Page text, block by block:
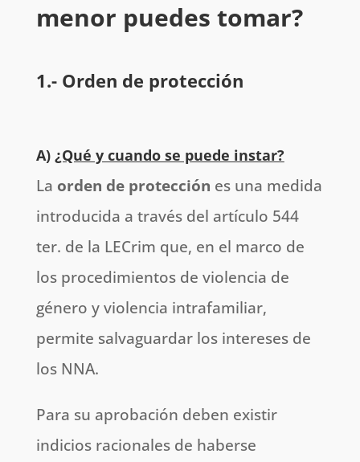
menor puedes tomar?
1.- Orden de protección
A) ¿Qué y cuando se puede instar?
La orden de protección es una medida
introducida a través del artículo 544
ter. de la LECrim que, en el marco de
los procedimientos de violencia de
género y violencia intrafamiliar,
permite salvaguardar los intereses de
los NNA.
Para su aprobación deben existir
indicios racionales de haberse